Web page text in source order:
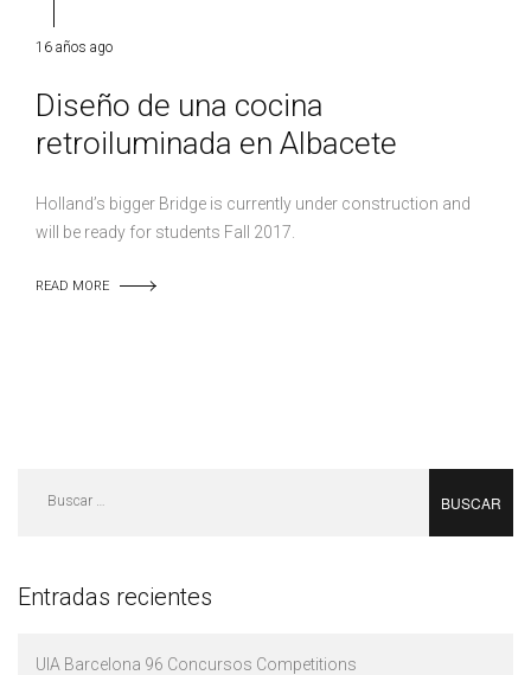
16 años ago
Diseño de una cocina
retroiluminada en Albacete
Holland’s bigger Bridge is currently under construction and
will be ready for students Fall 2017.
READ MORE
Entradas recientes
UIA Barcelona 96 Concursos Competitions